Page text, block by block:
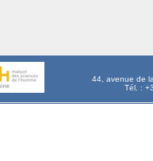
44, avenue de
Tél. :